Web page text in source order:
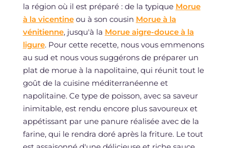
la région où il est préparé : de la typique Morue
à la vicentineou à son cousin Morue à la
vénitienne, jusqu'à la Morue aigre-douce à la
ligure. Pour cette recette, nous vous emmenons
au sud et nous vous suggérons de préparer un
plat de morue à la napolitaine, qui réunit tout le
goût de la cuisine méditerranéenne et
napolitaine. Ce type de poisson, avec sa saveur
inimitable, est rendu encore plus savoureux et
appétissant par une panure réalisée avec de la
farine, qui le rendra doré après la friture. Le tout